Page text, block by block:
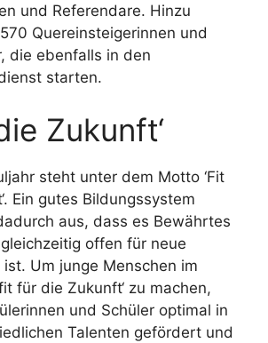
und Referendare. Hinzu
Quereinsteigerinnen und
die ebenfalls in den
starten.
Zukunft‘
steht unter dem Motto ‘Fit
Ein gutes Bildungssystem
aus, dass es Bewährtes
offen für neue
Um junge Menschen im
für die Zukunft‘ zu machen,
und Schüler optimal in
Talenten gefördert und